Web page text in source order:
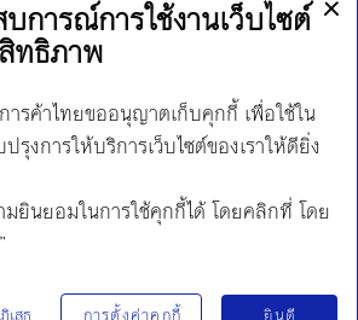
LineMail
ลส่วนบุคคล